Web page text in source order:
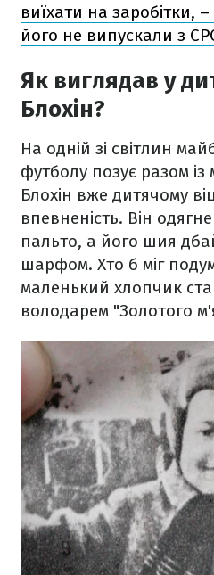
виїхати на заробітки,
його не випускали з
Як виглядав у
Блохін?
На одній зі світлин
футболу позує разом
Блохін вже дитячому
впевненість. Він
пальто, а його шия
шарфом. Хто б міг
маленький хлопчик
володарем "Золотого